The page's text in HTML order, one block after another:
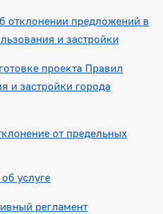
отклонении предложений в
и застройки
проекта Правил
и застройки города
от предельных
услуге
регламент